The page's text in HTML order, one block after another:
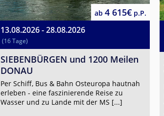
13.08.2026 - 28.08.2026
(16 Tage)
ab 4 615€ p.P.
SIEBENBÜRGEN und 1200 Meilen
DONAU
Per Schiff, Bus & Bahn Osteuropa hautnah
erleben - eine faszinierende Reise zu
Wasser und zu Lande mit der MS [...]